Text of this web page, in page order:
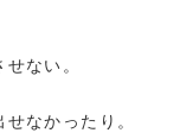
ない。
なかったり。